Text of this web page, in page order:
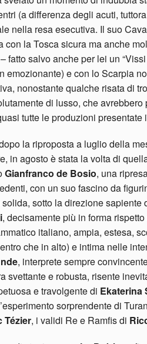
(a differenza degli acuti,
nella resa esecutiva. Il suo
con la Tosca sicura ma anche
fatto salvo anche per lei un
emozionante) e con lo Scarpia
nonostante qualche risata di
di lusso, che
tutte le produzioni presentate
la riproposta a luglio della
in agosto è stata la volta di
Gianfranco de Bosio, una
con un suo fascino da
sotto la direzione sapiente
, decisamente più in forma
italiano, ampia, estesa,
che in alto) e intima nelle
, interprete sempre
svettante e robusta, risente
e travolgente di Ekaterina
sorprendente di
Tézier, i validi Re e Ramfis di